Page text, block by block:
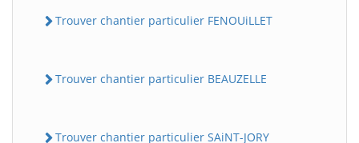
Trouver chantier particulier FENOUiLLET
Trouver chantier particulier BEAUZELLE
Trouver chantier particulier SAiNT-JORY